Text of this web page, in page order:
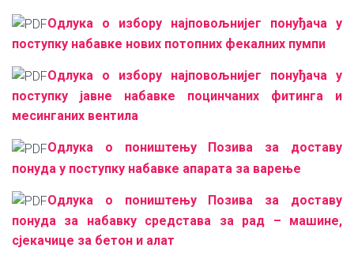
Одлука о избору најповољнијег понуђача у
поступку набавке нових потопних фекалних пумпи
Oдлука о избору најповољнијег понуђача у
поступку јавне набавке поцинчаних фитинга и
месинганих вентила
Одлука о поништењу Позива за доставу
понуда у поступку набавке апарата за варење
Одлука о поништењу Позива за доставу
понуда за набавку средстава за рад – машине,
сјекачице за бетон и алат